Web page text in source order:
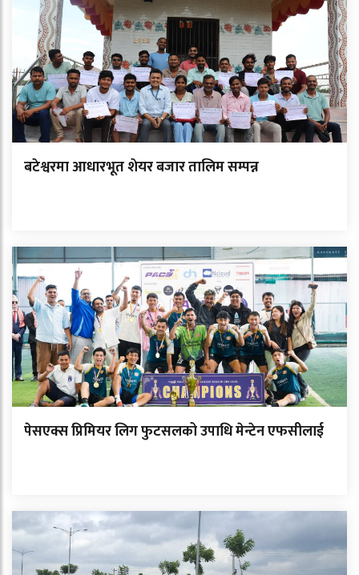
बटेश्वरमा आधारभूत शेयर बजार तालिम सम्पन्न
पेसएक्स प्रिमियर लिग फुटसलको उपाधि मेन्टेन एफसीलाई